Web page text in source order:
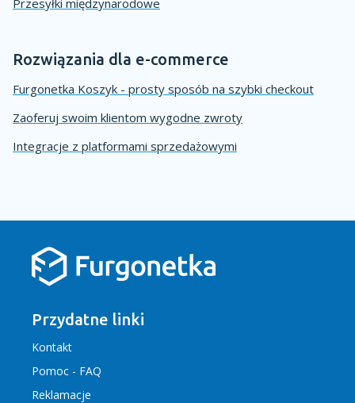
Przesyłki międzynarodowe
Rozwiązania dla e-commerce
Furgonetka Koszyk - prosty sposób na szybki checkout
Zaoferuj swoim klientom wygodne zwroty
Integracje z platformami sprzedażowymi
Przydatne linki
Kontakt
Pomoc - FAQ
Reklamacje